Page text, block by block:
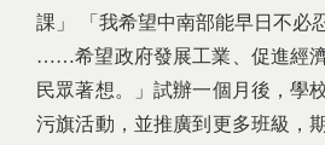
課」 「我希望中南部能早日不必
……希望政府發展工業、促進經
民眾著想。」試辦一個月後，學
污旗活動，並推廣到更多班級，